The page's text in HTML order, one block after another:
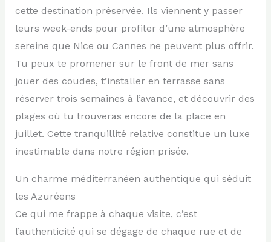
cette destination préservée. Ils viennent y passer
leurs week-ends pour profiter d’une atmosphère
sereine que Nice ou Cannes ne peuvent plus offrir.
Tu peux te promener sur le front de mer sans
jouer des coudes, t’installer en terrasse sans
réserver trois semaines à l’avance, et découvrir des
plages où tu trouveras encore de la place en
juillet. Cette tranquillité relative constitue un luxe
inestimable dans notre région prisée.
Un charme méditerranéen authentique qui séduit
les Azuréens
Ce qui me frappe à chaque visite, c’est
l’authenticité qui se dégage de chaque rue et de